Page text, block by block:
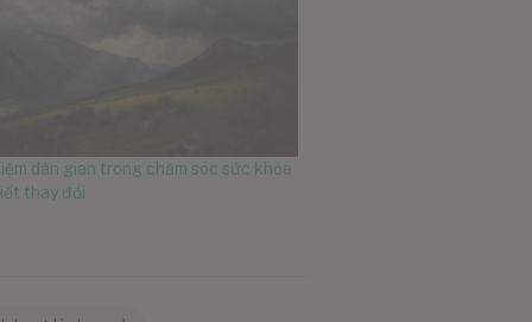
dân gian trong chăm sóc sức khỏe
thay đổi